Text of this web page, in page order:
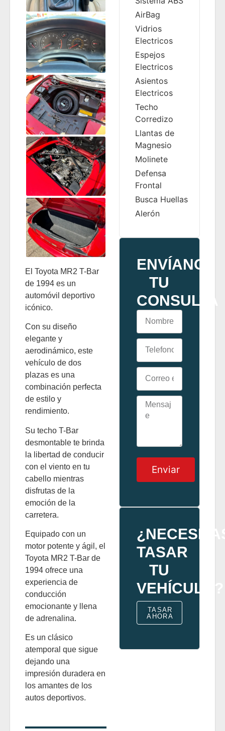
El Toyota MR2 T-Bar
de 1994 es un
automóvil deportivo
icónico.
Con su diseño
elegante y
aerodinámico, este
vehículo de dos
plazas es una
combinación perfecta
de estilo y
rendimiento.
Su techo T-Bar
desmontable te brinda
la libertad de conducir
con el viento en tu
cabello mientras
disfrutas de la
emoción de la
carretera.
Equipado con un
motor potente y ágil, el
Toyota MR2 T-Bar de
1994 ofrece una
experiencia de
conducción
emocionante y llena
de adrenalina.
Es un clásico
atemporal que sigue
dejando una
impresión duradera en
los amantes de los
autos deportivos.
AirBag
Vidrios
Electricos
Espejos
Electricos
Asientos
Electricos
Techo
Corredizo
Llantas de
Magnesio
Molinete
Defensa
Frontal
Busca Huellas
Alerón
ENVÍANOS
TU
CONSULTA
Enviar
TASAR
TU
VEHÍCULO?
TASAR
AHORA